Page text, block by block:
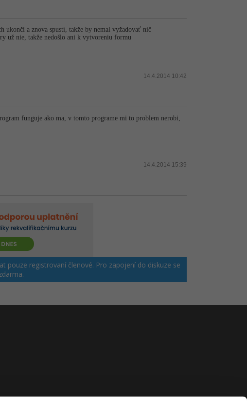
ukončí a znova spustí, takže by nemal vyžadovať nič
už nie, takže nedošlo ani k vytvoreniu formu
14.4.2014 10:42
funguje ako ma, v tomto programe mi to problem nerobi,
14.4.2014 15:39
pouze registrovaní členové. Pro zapojení do diskuze se